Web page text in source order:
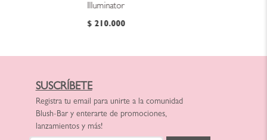
Illuminator
$ 210.000
SUSCRÍBETE
Registra tu email para unirte a la comunidad
Blush-Bar y enterarte de promociones,
lanzamientos y más!